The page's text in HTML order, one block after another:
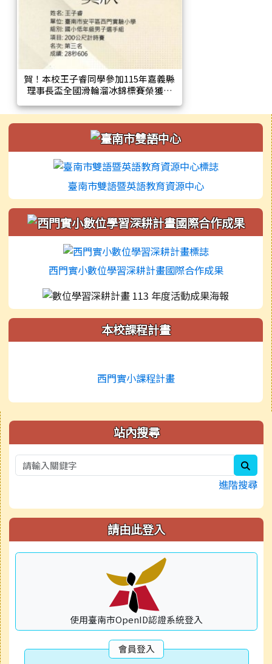
賀！本校王子睿同學參加115年嘉義縣
理事長盃全國滑輪溜冰錦標賽榮獲國
名、200公尺計時賽第三名!
左邊區域內容
臺南市雙語暨英語教育資源中心
西門實小數位學習深耕計畫國際合作成果
本校課程計畫
西門實小課程計畫
右邊區域內容 站內搜尋
進階搜尋
請由此登入
使用臺南市OpenID認證系統登入
會員登入